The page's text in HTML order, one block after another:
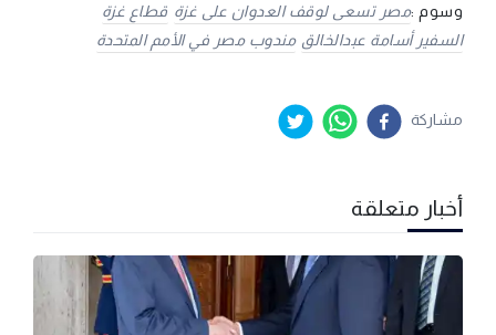
وسوم :مصر تسعى لوقف العدوان على غزة قطاع غزة
السفير أسامة عبدالخالق مندوب مصر في الأمم المتحدة
مشاركة
أخبار متعلقة